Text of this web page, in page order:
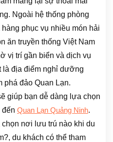
Ngoài hệ thống phòng
phục vụ nhiều món hải
ăn truyền thống Việt Nam
vị trí gần biển và dịch vụ
là địa điểm nghỉ dưỡng
phá đảo Quan Lạn.
giúp bạn dễ dàng lựa chọn
Quan Lạn Quảng Ninh.
nơi lưu trú nào khi du
du khách có thể tham